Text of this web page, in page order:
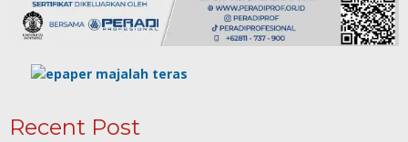
Recent Post